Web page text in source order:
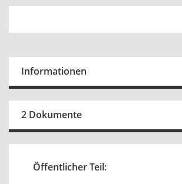
Informationen
2 Dokumente
Öffentlicher Teil: